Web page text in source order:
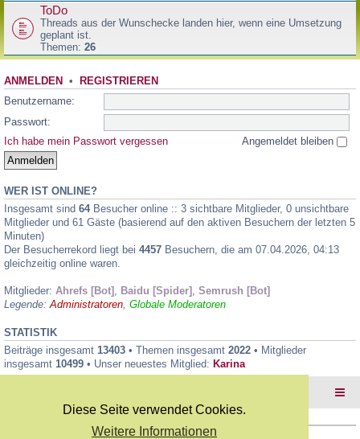
Diese Seite verwendet Cookies.
Weitere Informationen
ToDo
Threads aus der Wunschecke landen hier, wenn eine Umsetzung
geplant ist.
Themen: 26
ANMELDEN • REGISTRIEREN
Benutzername:
Passwort:
Ich habe mein Passwort vergessen
Angemeldet bleiben
WER IST ONLINE?
Insgesamt sind 64Besucher online :: 3 sichtbare Mitglieder, 0 unsichtbare
Mitglieder und 61 Gäste (basierend auf den aktiven Besuchern der letzten 5
Minuten)
Der Besucherrekord liegt bei 4457 Besuchern, die am 07.04.2026, 04:13
gleichzeitig online waren.
Mitglieder: Ahrefs [Bot] , Baidu [Spider] , Semrush [Bot]
Legende:Administratoren, Globale Moderatoren
STATISTIK
Beiträge insgesamt 13403 • Themen insgesamt 2022 • Mitglieder
insgesamt 10499 • Unser neuestes Mitglied: Karina